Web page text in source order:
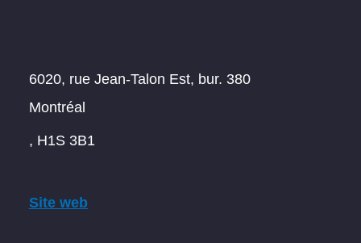
6020, rue Jean-Talon Est, bur. 380
Montréal
, H1S 3B1
Site web